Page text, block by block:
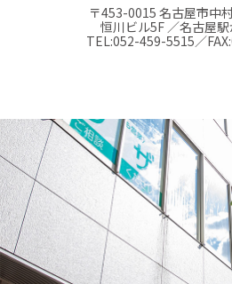
〒453-0015 名古屋市中
恒川ビル5F ／名古屋
TEL:052-459-5515／FAX: